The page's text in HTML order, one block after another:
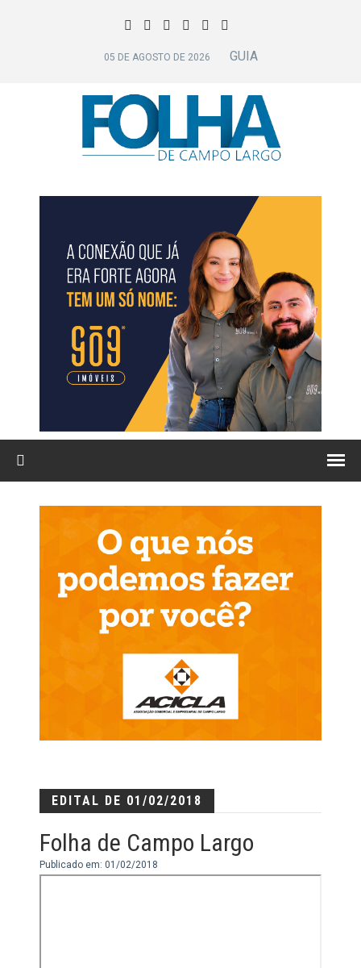
05 DE AGOSTO DE 2026 GUIA
EDITAL DE 01/02/2018
Folha de Campo Largo
Publicado em: 01/02/2018